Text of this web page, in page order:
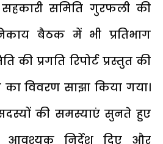
समिति गुरफली की
बैठक में भी प्रतिभाग
की प्रगति रिपोर्ट प्रस्तुत की
विवरण साझा किया गया।
की समस्याएं सुनते हुए
निर्देश दिए और